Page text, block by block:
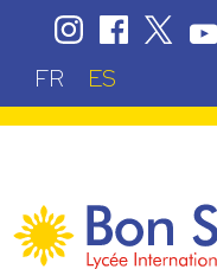
FR ES